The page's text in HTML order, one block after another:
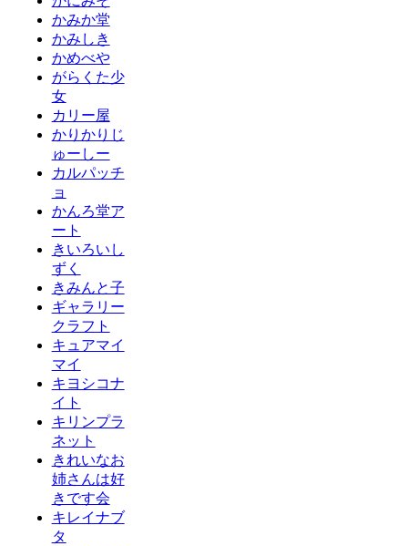
かみか堂
かみしき
かめべや
がらくた少
女
カリー屋
かりかりじ
ゅーしー
カルパッチ
ョ
かんろ堂ア
ート
きいろいし
ずく
きみんと子
ギャラリー
クラフト
キュアマイ
マイ
キヨシコナ
イト
キリンプラ
ネット
きれいなお
姉さんは好
きです会
キレイナブ
タ